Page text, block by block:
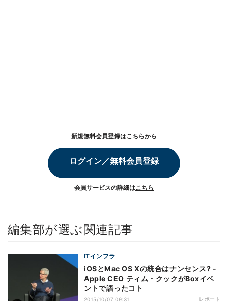
新規無料会員登録はこちらから
ログイン／無料会員登録
会員サービスの詳細はこちら
編集部が選ぶ関連記事
ITインフラ
iOSとMac OS Xの統合はナンセンス? -
Apple CEO ティム・クックがBoxイベ
ントで語ったコト
2015/10/07 09:31 レポート